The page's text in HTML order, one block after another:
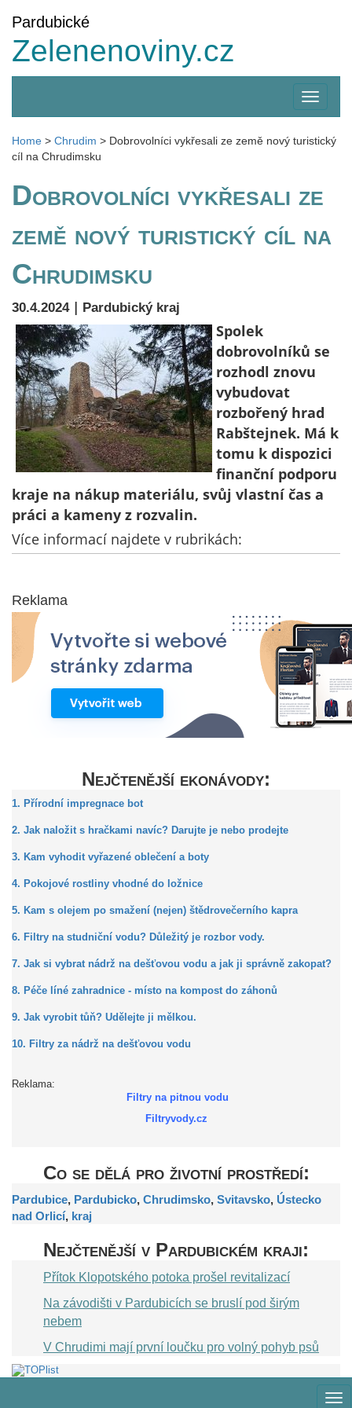
Pardubické
Zelenenoviny.cz
menu
Home > Chrudim > Dobrovolníci vykřesali ze země nový turistický
cíl na Chrudimsku
Dobrovolníci vykřesali ze
země nový turistický cíl na
Chrudimsku
30.4.2024| Pardubický kraj
Spolek
dobrovolníků se
rozhodl znovu
vybudovat
rozbořený hrad
Rabštejnek. Má k
tomu k dispozici
finanční podporu
kraje na nákup materiálu, svůj vlastní čas a
práci a kameny z rozvalin.
Více informací najdete v rubrikách:
Reklama
Nejčtenější ekonávody:
1. Přírodní impregnace bot
2. Jak naložit s hračkami navíc? Darujte je nebo prodejte
3. Kam vyhodit vyřazené oblečení a boty
4. Pokojové rostliny vhodné do ložnice
5. Kam s olejem po smažení (nejen) štědrovečerního kapra
6. Filtry na studniční vodu? Důležitý je rozbor vody.
7. Jak si vybrat nádrž na dešťovou vodu a jak ji správně zakopat?
8. Péče líné zahradnice - místo na kompost do záhonů
9. Jak vyrobit tůň? Udělejte ji mělkou.
10. Filtry za nádrž na dešťovou vodu
Reklama:
Filtry na pitnou vodu
Filtryvody.cz
Co se dělá pro životní prostředí:
Pardubice, Pardubicko, Chrudimsko, Svitavsko, Ústecko
nad Orlicí, kraj
Nejčtenější v Pardubickém kraji:
Přítok Klopotského potoka prošel revitalizací
Na závodišti v Pardubicích se bruslí pod širým
nebem
V Chrudimi mají první loučku pro volný pohyb psů